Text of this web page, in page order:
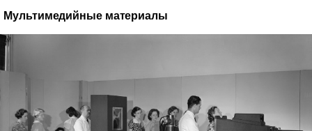
Мультимедийные материалы